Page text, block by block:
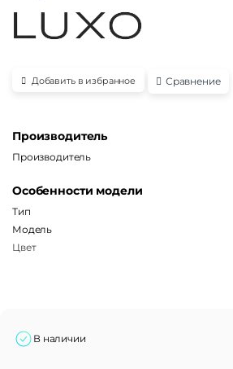
Добавить в избранное Сравнение
Производитель
Производитель
Особенности модели
Тип
Модель
Цвет
В наличии